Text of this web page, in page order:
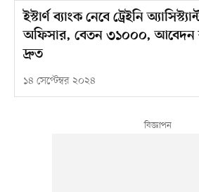
ইস্টার্ণ ব্যাংক নেবে ট্রেইনি
অফিসার, বেতন ৩১০০০,
দ্রুত
১৪ সেপ্টেম্বর ২০২৪